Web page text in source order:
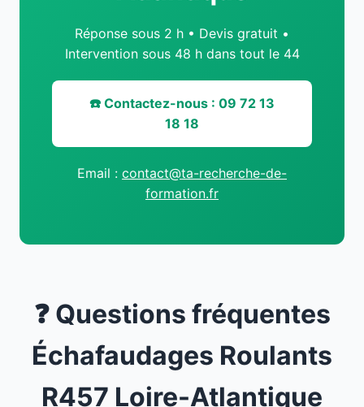
Réponse sous 2 h • Devis gratuit •
Intervention sous 48 h dans tout le 44
☎️ Contactez-nous : 09 72 13
18 18
Email : contact@ta-recherche-de-
formation.fr
❓ Questions fréquentes
Échafaudages Roulants
R457 Loire-Atlantique